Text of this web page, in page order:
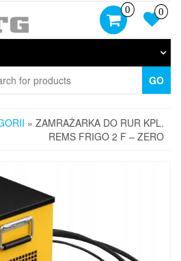
0 0
GO
» ZAMRAŻARKA DO RUR KPL.
REMS FRIGO 2 F – ZERO